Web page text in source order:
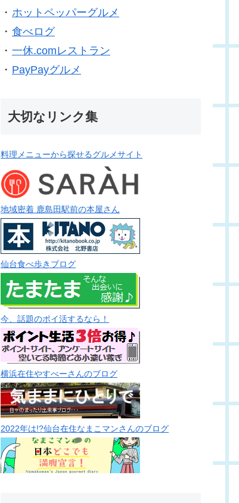
・ ホットペッパーグルメ
・ 食べログ
・ 一休.comレストラン
・ PayPayグルメ
大切なリンク集
料理メニューから探せるグルメサイト
地域密着 鹿島田駅前の本屋さん
仙台食べ歩きブログ
今、話題のポイ活するなら！
横浜在住やすべーさんのブログ
2022年は!?仙台在住なまこマンさんのブログ